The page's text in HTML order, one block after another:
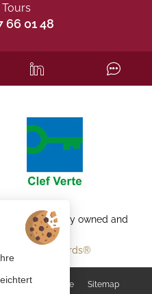
66 01 48
independently owned and
Western Rewards®
Hinweise
Sitemap